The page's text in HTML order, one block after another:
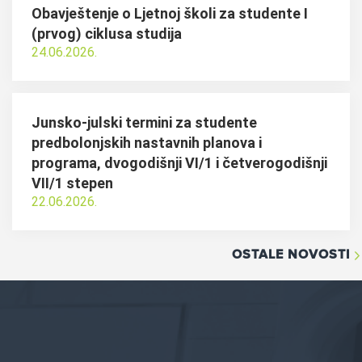
Obavještenje o Ljetnoj školi za studente I
(prvog) ciklusa studija
24.06.2026.
Junsko-julski termini za studente
predbolonjskih nastavnih planova i
programa, dvogodišnji VI/1 i četverogodišnji
VII/1 stepen
22.06.2026.
OSTALE NOVOSTI